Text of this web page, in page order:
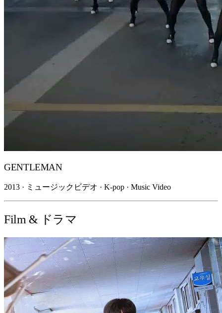
GENTLEMAN
2013 · ミュージックビデオ · K-pop · Music Video
Film & ドラマ